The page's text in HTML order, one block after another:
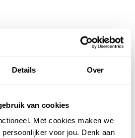
Details Over
van cookies
Met cookies maken we
voor jou. Denk aan